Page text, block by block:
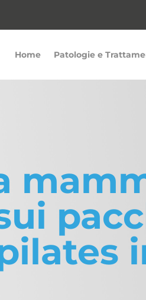
Home Patologie e